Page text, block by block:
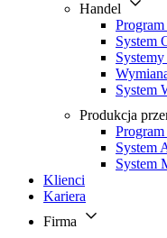
Handel
System
System
Produkcja
System
System
Klienci
Kariera
Firma